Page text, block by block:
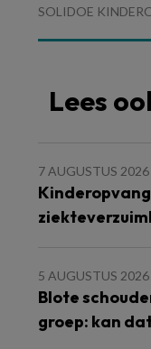
SOLIDOE
Lees
7 AUGUSTUS 2026
5 AUGUSTUS 2026
Blote
groep: kan